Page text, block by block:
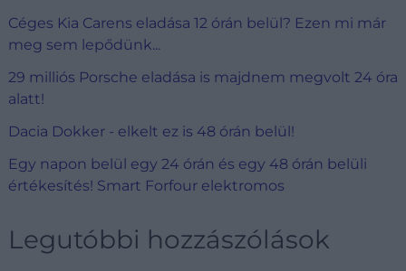
Céges Kia Carens eladása 12 órán belül? Ezen mi már
meg sem lepődünk...
29 milliós Porsche eladása is majdnem megvolt 24 óra
alatt!
Dacia Dokker - elkelt ez is 48 órán belül!
Egy napon belül egy 24 órán és egy 48 órán belüli
értékesítés! Smart Forfour elektromos
Legutóbbi hozzászólások